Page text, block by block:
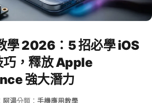
學 2026：5 招必學 iOS
巧，釋放 Apple
強大潛力
阿湯分類： 手機應用教學